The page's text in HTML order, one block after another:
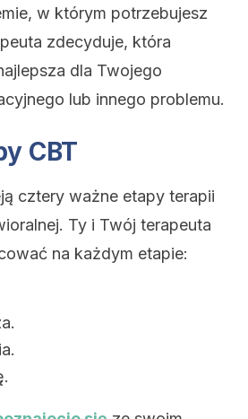
w którym potrzebujesz
zdecyduje, która
dla Twojego
lub innego problemu.
CBT
cztery ważne etapy terapii
Ty i Twój terapeuta
na każdym etapie: